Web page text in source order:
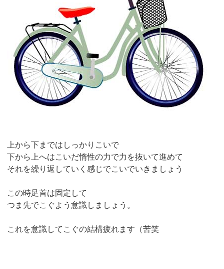
上から下まではしっかりこいで
下から上へはこいだ惰性の力で力を抜いて進めて
それを繰り返していく感じでこいでいきましょう
この時足首は固定して
つま先でこぐよう意識しましょう。
これを意識してこぐの結構疲れます（苦笑